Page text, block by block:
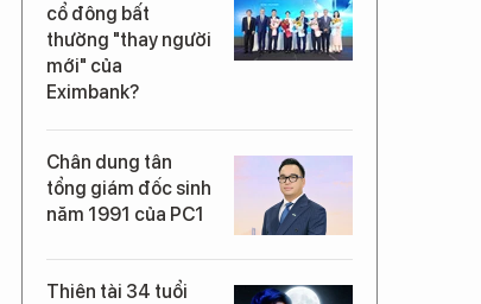
cổ đông bất
thường "thay người
mới" của
Eximbank?
Chân dung tân
tổng giám đốc sinh
năm 1991 của PC1
Thiên tài 34 tuổi